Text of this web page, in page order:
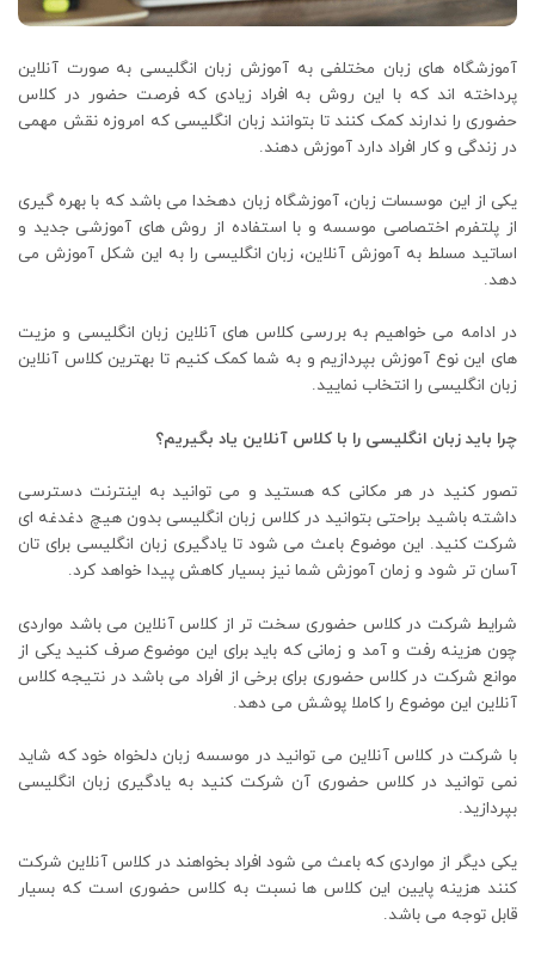
آموزشگاه های زبان مختلفی به آموزش زبان انگلیسی به صورت آنلاین
پرداخته اند که با این روش به افراد زیادی که فرصت حضور در کلاس
حضوری را ندارند کمک کنند تا بتوانند زبان انگلیسی که امروزه نقش مهمی
در زندگی و کار افراد دارد آموزش دهند.
یکی از این موسسات زبان، آموزشگاه زبان دهخدا می باشد که با بهره گیری
از پلتفرم اختصاصی موسسه و با استفاده از روش های آموزشی جدید و
اساتید مسلط به آموزش آنلاین، زبان انگلیسی را به این شکل آموزش می
دهد.
در ادامه می خواهیم به بررسی کلاس های آنلاین زبان انگلیسی و مزیت
های این نوع آموزش بپردازیم و به شما کمک کنیم تا بهترین کلاس آنلاین
زبان انگلیسی را انتخاب نمایید.
چرا باید زبان انگلیسی را با کلاس آنلاین یاد بگیریم؟
تصور کنید در هر مکانی که هستید و می توانید به اینترنت دسترسی
داشته باشید براحتی بتوانید در کلاس زبان انگلیسی بدون هیچ دغدغه ای
شرکت کنید. این موضوع باعث می شود تا یادگیری زبان انگلیسی برای تان
آسان تر شود و زمان آموزش شما نیز بسیار کاهش پیدا خواهد کرد.
شرایط شرکت در کلاس حضوری سخت تر از کلاس آنلاین می باشد مواردی
چون هزینه رفت و آمد و زمانی که باید برای این موضوع صرف کنید یکی از
موانع شرکت در کلاس حضوری برای برخی از افراد می باشد در نتیجه کلاس
آنلاین این موضوع را کاملا پوشش می دهد.
با شرکت در کلاس آنلاین می توانید در موسسه زبان دلخواه خود که شاید
نمی توانید در کلاس حضوری آن شرکت کنید به یادگیری زبان انگلیسی
بپردازید.
یکی دیگر از مواردی که باعث می شود افراد بخواهند در کلاس آنلاین شرکت
کنند هزینه پایین این کلاس ها نسبت به کلاس حضوری است که بسیار
قابل توجه می باشد.